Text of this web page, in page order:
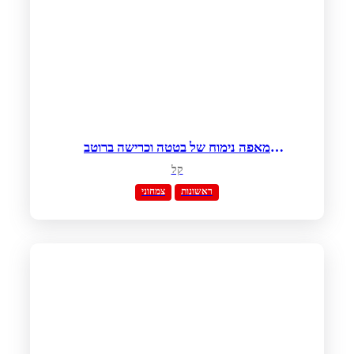
מאפה נימוח של בטטה וכרישה ברוטב
שמנת חמוצה ועירית
קל
צמחוני ראשונות